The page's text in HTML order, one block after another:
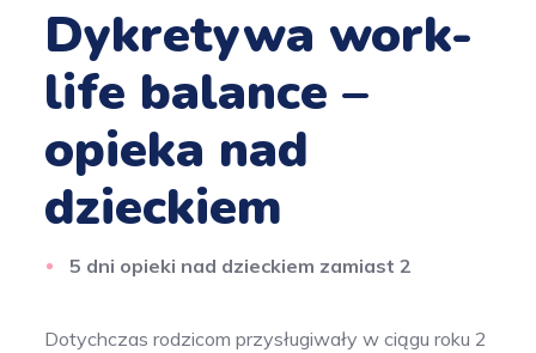
Dykretywa work-
life balance –
opieka nad
dzieckiem
5 dni opieki nad dzieckiem zamiast 2
Dotychczas rodzicom przysługiwały w ciągu roku 2